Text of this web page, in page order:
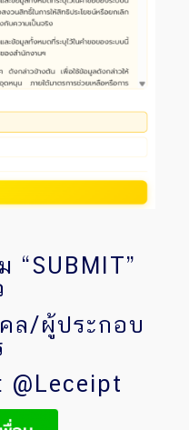
“SUBMIT”
ล/ผู้ประกอบ
@Leceipt